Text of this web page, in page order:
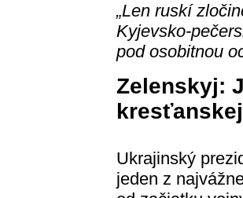
„Len ruskí
Kyjevsko-
pod osobitnou
Zelenskyj:
Ukrajinský
jeden z